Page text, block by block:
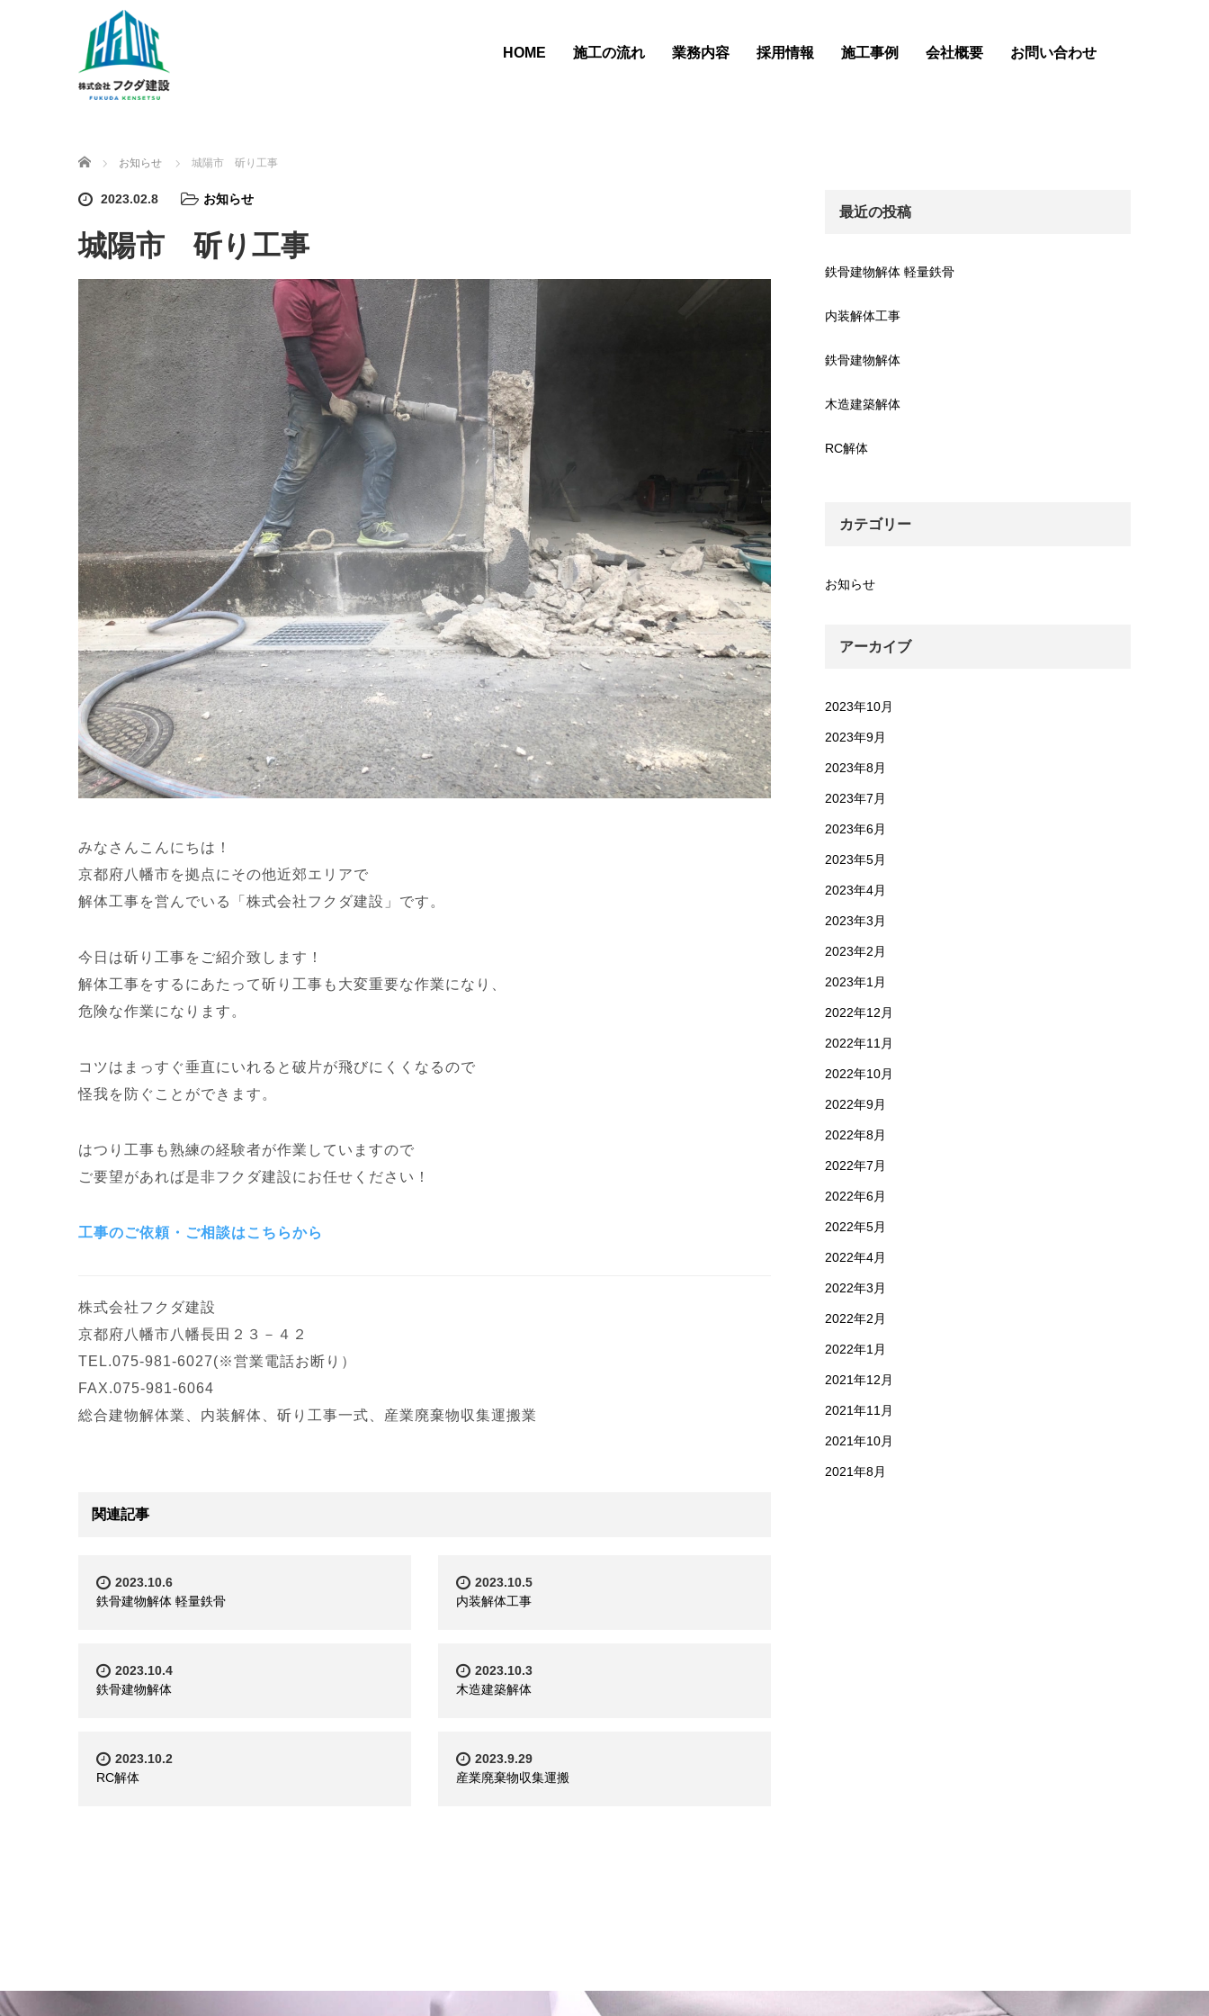
HOME 施工の流れ 業務内容 採用情報 施工事例 会社概要 お問い合わせ
ホーム お知らせ 城陽市 斫り工事
2023.02.8 お知らせ
城陽市 斫り工事
みなさんこんにちは！
京都府八幡市を拠点にその他近郊エリアで
解体工事を営んでいる「株式会社フクダ建設」です。
今日は斫り工事をご紹介致します！
解体工事をするにあたって斫り工事も大変重要な作業になり、
危険な作業になります。
コツはまっすぐ垂直にいれると破片が飛びにくくなるので
怪我を防ぐことができます。
はつり工事も熟練の経験者が作業していますので
ご要望があれば是非フクダ建設にお任せください！
工事のご依頼・ご相談はこちらから
株式会社フクダ建設
京都府八幡市八幡長田２３－４２
TEL.075-981-6027(※営業電話お断り）
FAX.075-981-6064
総合建物解体業、内装解体、斫り工事一式、 産業廃棄物収集運搬業
関連記事
2023.10.6
鉄骨建物解体 軽量鉄骨
2023.10.5
内装解体工事
2023.10.4
鉄骨建物解体
2023.10.3
木造建築解体
2023.10.2
RC解体
2023.9.29
産業廃棄物収集運搬
最近の投稿
鉄骨建物解体 軽量鉄骨
内装解体工事
鉄骨建物解体
木造建築解体
RC解体
カテゴリー
お知らせ
アーカイブ
2023年10月
2023年9月
2023年8月
2023年7月
2023年6月
2023年5月
2023年4月
2023年3月
2023年2月
2023年1月
2022年12月
2022年11月
2022年10月
2022年9月
2022年8月
2022年7月
2022年6月
2022年5月
2022年4月
2022年3月
2022年2月
2022年1月
2021年12月
2021年11月
2021年10月
2021年8月